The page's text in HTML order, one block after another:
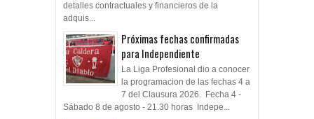
detalles contractuales y financieros de la
adquis...
Próximas fechas confirmadas
para Independiente
La Liga Profesional dio a conocer
la programacion de las fechas 4 a
7 del Clausura 2026. Fecha 4 -
Sábado 8 de agosto - 21.30 horas Indepe...